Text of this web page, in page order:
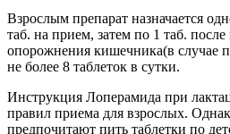
Взрослым препарат назначается
таб. на прием, затем по 1 таб. после
опорожнения кишечника(в случае
не более 8 таблеток в сутки.
Инструкция Лоперамида при
правил приема для взрослых.
предпочитают пить таблетки по